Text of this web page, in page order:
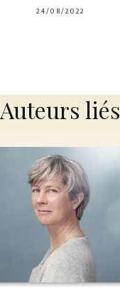
24/08/2022
Auteurs liés